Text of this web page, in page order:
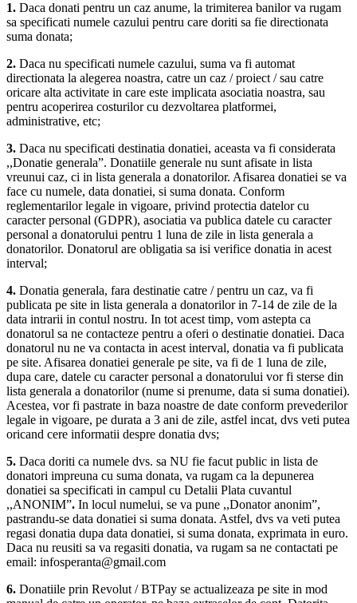
1. Daca donati pentru un caz anume, la trimiterea banilor va rugam
sa specificati numele cazului pentru care doriti sa fie directionata
suma donata;
2. Daca nu specificati numele cazului, suma va fi automat
directionata la alegerea noastra, catre un caz / proiect / sau catre
oricare alta activitate in care este implicata asociatia noastra, sau
pentru acoperirea costurilor cu dezvoltarea platformei,
administrative, etc;
3. Daca nu specificati destinatia donatiei, aceasta va fi considerata
,,Donatie generala”. Donatiile generale nu sunt afisate in lista
vreunui caz, ci in lista generala a donatorilor. Afisarea donatiei se va
face cu numele, data donatiei, si suma donata. Conform
reglementarilor legale in vigoare, privind protectia datelor cu
caracter personal (GDPR), asociatia va publica datele cu caracter
personal a donatorului pentru 1 luna de zile in lista generala a
donatorilor. Donatorul are obligatia sa isi verifice donatia in acest
interval;
4. Donatia generala, fara destinatie catre / pentru un caz, va fi
publicata pe site in lista generala a donatorilor in 7-14 de zile de la
data intrarii in contul nostru. In tot acest timp, vom astepta ca
donatorul sa ne contacteze pentru a oferi o destinatie donatiei. Daca
donatorul nu ne va contacta in acest interval, donatia va fi publicata
pe site. Afisarea donatiei generale pe site, va fi de 1 luna de zile,
dupa care, datele cu caracter personal a donatorului vor fi sterse din
lista generala a donatorilor (nume si prenume, data si suma donatiei).
Acestea, vor fi pastrate in baza noastre de date conform prevederilor
legale in vigoare, pe durata a 3 ani de zile, astfel incat, dvs veti putea
oricand cere informatii despre donatia dvs;
5. Daca doriti ca numele dvs. sa NU fie facut public in lista de
donatori impreuna cu suma donata, va rugam ca la depunerea
donatiei sa specificati in campul cu Detalii Plata cuvantul
,,ANONIM”. In locul numelui, se va pune ,,Donator anonim”,
pastrandu-se data donatiei si suma donata. Astfel, dvs va veti putea
regasi donatia dupa data donatiei, si suma donata, exprimata in euro.
Daca nu reusiti sa va regasiti donatia, va rugam sa ne contactati pe
email: infosperanta@gmail.com
6. Donatiile prin Revolut / BTPay se actualizeaza pe site in mod